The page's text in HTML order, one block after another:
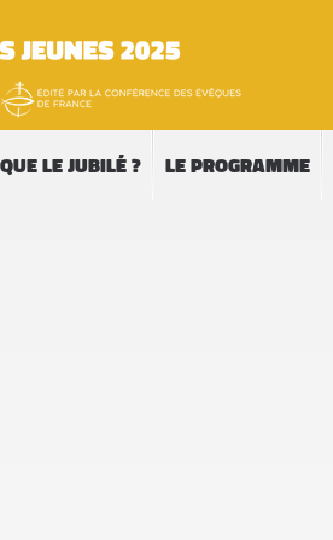
LE JUBILÉ ? LE PROGRAMME